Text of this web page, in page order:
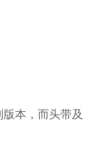
本，而头带及